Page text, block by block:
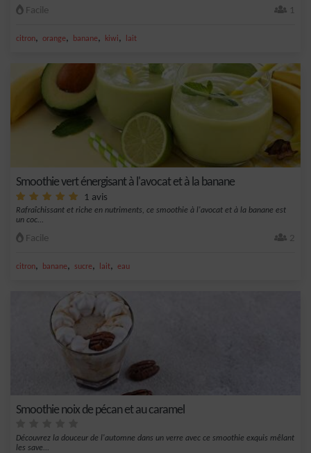
Facile 1
citron, orange, banane, kiwi, lait
Smoothie vert énergisant à l'avocat et à la banane
1 avis
Rafraîchissant et riche en nutriments, ce smoothie à l'avocat et à la banane est
un coc...
Facile 2
citron, banane, sucre, lait, eau
Smoothie noix de pécan et au caramel
Découvrez la douceur de l'automne dans un verre avec ce smoothie exquis mêlant
les save...